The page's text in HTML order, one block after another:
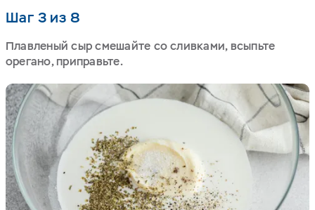
Шаг 3 из 8
Плавленый сыр смешайте со сливками, всыпьте
орегано, приправьте.